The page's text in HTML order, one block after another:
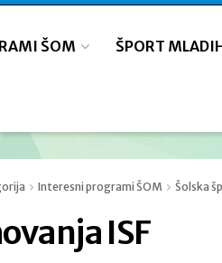
ŠOM ŠPORT
Interesni programi ŠOM Šolska
ISF